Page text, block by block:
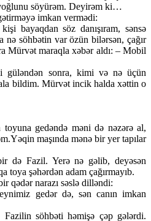
söyürəm. Deyirəm ki…
imkan vermədi:
bayaqdan söz danışıram, sənsə
söhbətin var özün bilərsən, çağır
Mürvət maraqla xəbər aldı: – Mobil
güləndən sonra, kimi və nə üçün
bildim. Mürvət incik halda xəttin o
gedəndə məni də nəzərə al,
maşında mənə bir yer tapılar
də Fazil. Yerə nə gəlib, deyəsən
toya şəhərdən adam çağırmayıb.
qədər narazı səslə dilləndi:
gedər də, sən canın imkan
söhbəti həmişə çəp gələrdi.